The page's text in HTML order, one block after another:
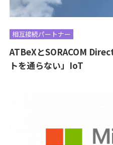
相互接続パートナー
ATBeXとSORACOM
トを通らない」IoT